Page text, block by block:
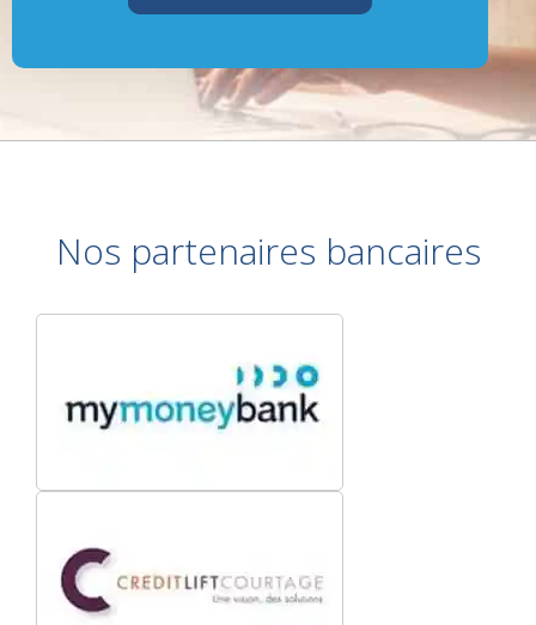
Nos partenaires bancaires